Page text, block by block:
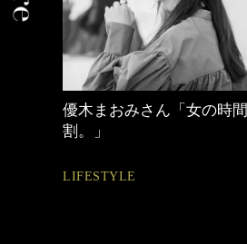
【ワーママのきれいめカジ
ュアル通勤】
FASHION